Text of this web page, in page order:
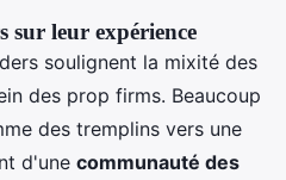
sur leur expérience
soulignent la mixité des
des prop firms. Beaucoup
des tremplins vers une
d'une communauté des